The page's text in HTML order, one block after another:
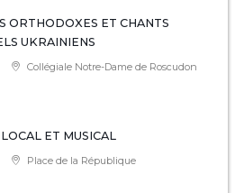
ORTHODOXES ET CHANTS
UKRAINIENS
Collégiale Notre-Dame de Roscudon
ET MUSICAL
Place de la République